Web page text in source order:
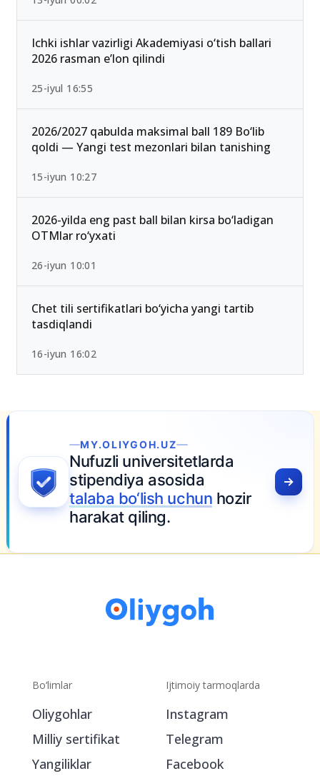
Ichki ishlar vazirligi Akademiyasi o‘tish ballari
2026 rasman e’lon qilindi
25-iyul 16:55
2026/2027 qabulda maksimal ball 189 Bo‘lib
qoldi — Yangi test mezonlari bilan tanishing
15-iyun 10:27
2026-yilda eng past ball bilan kirsa bo‘ladigan
OTMlar ro‘yxati
26-iyun 10:01
Chet tili sertifikatlari bo‘yicha yangi tartib
tasdiqlandi
16-iyun 16:02
MY.OLIYGOH.UZ
Nufuzli universitetlarda
stipendiya asosida
talaba bo‘lish uchunhozir
harakat qiling.
Bo‘limlar
Oliygohlar
Ijtimoiy tarmoqlarda